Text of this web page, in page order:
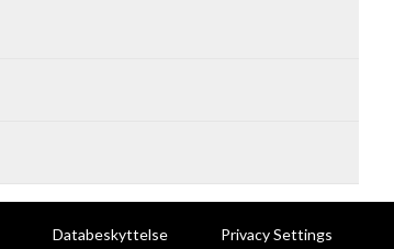
Databeskyttelse Privacy Settings